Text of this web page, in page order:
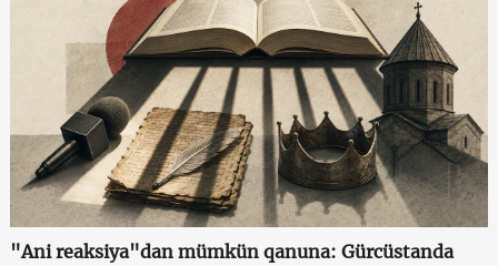
"Ani reaksiya"dan mümkün qanuna: Gürcüstanda